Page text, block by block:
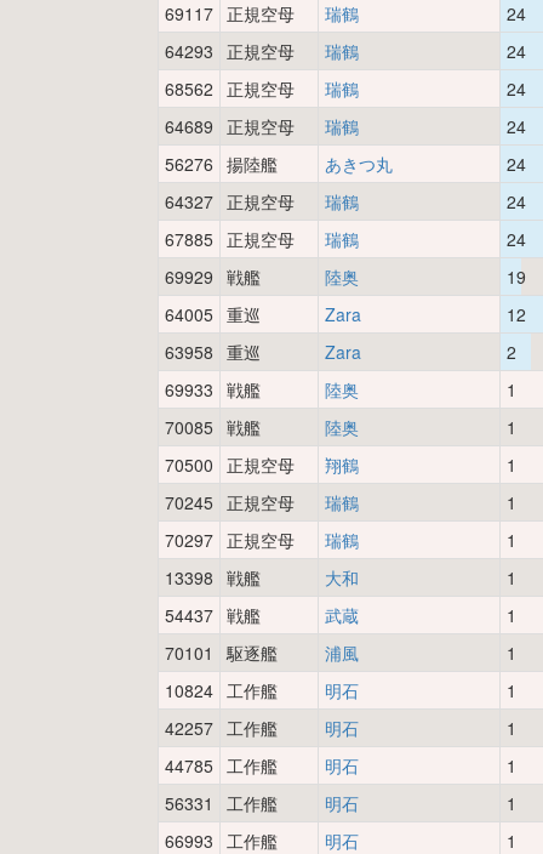
69117 正規空母 瑞鶴
24
64293
正規空母 瑞鶴
24
68562 正規空母 瑞鶴
24
64689
正規空母 瑞鶴
24
56276 揚陸艦 あきつ丸
24
64327 正規空母 瑞鶴
24
67885 正規空母 瑞鶴
24
69929 戦艦 陸奥
19
64005 重巡 Zara
12
63958 重巡 Zara
2
69933 戦艦 陸奥
1
70085 戦艦 陸奥
1
70500 正規空母 翔鶴
1
70245
正規空母 瑞鶴
1
70297 正規空母 瑞鶴
1
13398 戦艦 大和
1
54437 戦艦 武蔵
1
70101
駆逐艦 浦風
1
10824 工作艦 明石
1
42257 工作艦 明石
1
44785 工作艦 明石
1
56331
工作艦 明石
1
66993 工作艦 明石
1